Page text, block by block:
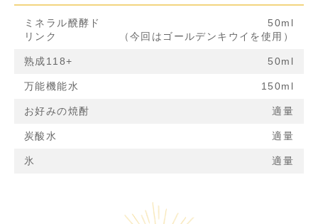
ミネラル醗酵ド
リンク
50ml
（今回はゴールデンキウイを使用）
熟成118+ 50ml
万能機能水 150ml
お好みの焼酎 適量
炭酸水 適量
氷 適量